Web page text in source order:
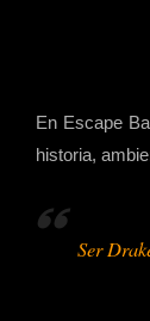
En Escape
historia,
Ser